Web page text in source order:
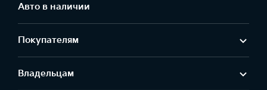
Авто в наличии
Покупателям
Владельцам